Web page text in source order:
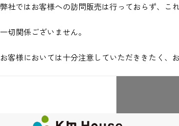
弊社ではお客様への訪問販売は行っておらず、こ
一切関係ございません。
お客様においては十分注意していただききたく、